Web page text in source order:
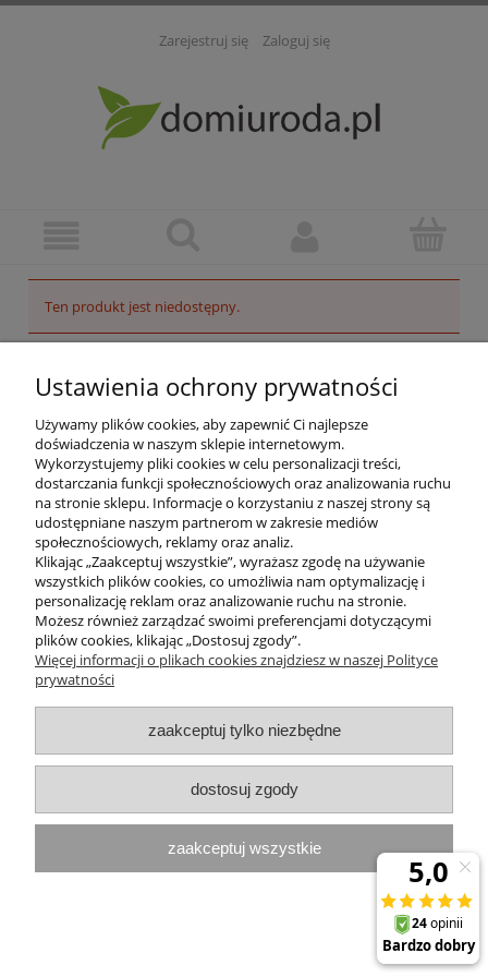
Zarejestruj się Zaloguj się
Ten produkt jest niedostępny.
ZAKUPY
MOJE KONTO
PROGRAMY PROMOCYJNE
InterPromo MARTA POPIELA-MOLEK NIP: 7341300379
Sklep internetowy Shoper.pl
Ustawienia ochrony prywatności
Używamy plików cookies, aby zapewnić Ci najlepsze
doświadczenia w naszym sklepie internetowym.
Wykorzystujemy pliki cookies w celu personalizacji treści,
dostarczania funkcji społecznościowych oraz analizowania ruchu
na stronie sklepu. Informacje o korzystaniu z naszej strony są
udostępniane naszym partnerom w zakresie mediów
społecznościowych, reklamy oraz analiz.
Klikając „Zaakceptuj wszystkie”, wyrażasz zgodę na używanie
wszystkich plików cookies, co umożliwia nam optymalizację i
personalizację reklam oraz analizowanie ruchu na stronie.
Możesz również zarządzać swoimi preferencjami dotyczącymi
plików cookies, klikając „Dostosuj zgody”.
Więcej informacji o plikach cookies znajdziesz w naszej Polityce
prywatności
zaakceptuj tylko niezbędne
dostosuj zgody
zaakceptuj wszystkie